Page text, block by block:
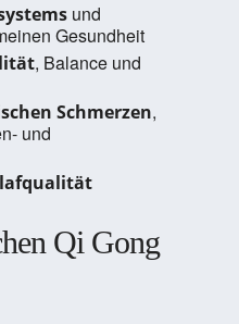
und
Gesundheit
, Balance und
Schmerzen,
und
Qi Gong